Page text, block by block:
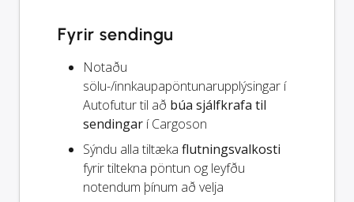
Fyrir sendingu
Notaðu
sölu-/innkaupapöntunarupplýsingar í
Autofutur til að búa sjálfkrafa til
sendingar í Cargoson
Sýndu alla tiltæka flutningsvalkosti
fyrir tiltekna pöntun og leyfðu
notendum þínum að velja